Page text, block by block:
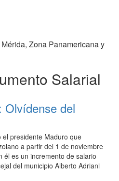
Zona Panamericana y
Salarial
Olvídense del
el presidente Maduro que
a partir del 1 de noviembre
él es un incremento de salario
del municipio Alberto Adriani